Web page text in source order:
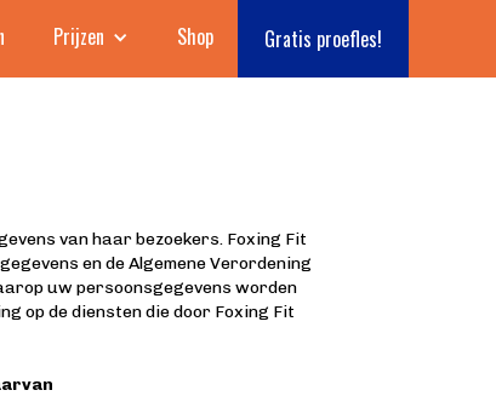
Prijzen Shop Gratis proefles!
van haar bezoekers. Foxing Fit
en de Algemene Verordening
uw persoonsgegevens worden
op de diensten die door Foxing Fit